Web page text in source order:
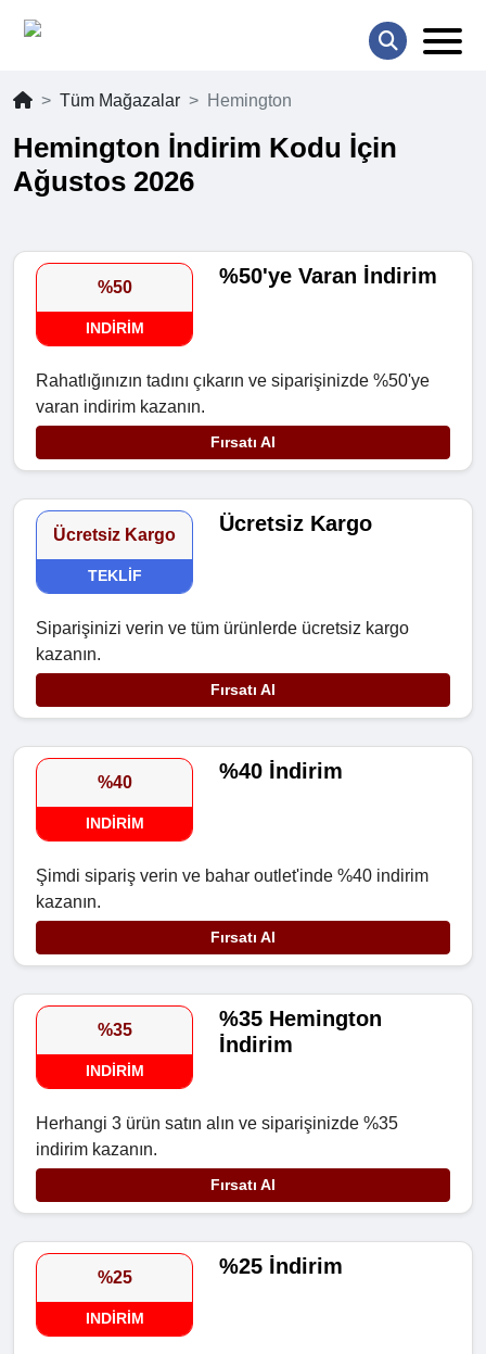
Tüm Mağazalar Hemington
Hemington İndirim Kodu İçin
Ağustos 2026
%50
INDIRIM
%50'ye Varan İndirim
Rahatlığınızın tadını çıkarın ve siparişinizde %50'ye
varan indirim kazanın.
Fırsatı Al
Ücretsiz Kargo
TEKLIF
Ücretsiz Kargo
Siparişinizi verin ve tüm ürünlerde ücretsiz kargo
kazanın.
Fırsatı Al
%40
INDIRIM
%40 İndirim
Şimdi sipariş verin ve bahar outlet'inde %40 indirim
kazanın.
Fırsatı Al
%35
INDIRIM
%35 Hemington
İndirim
Herhangi 3 ürün satın alın ve siparişinizde %35
indirim kazanın.
Fırsatı Al
%25
INDIRIM
%25 İndirim